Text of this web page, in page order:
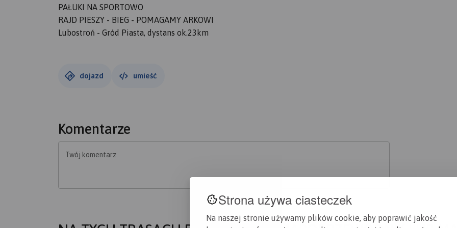
Strona używa ciasteczek
Na naszej stronie używamy plików cookie, aby poprawić jakość
PAŁUKI NA SPORTOWO
RAJD PIESZY - BIEG - POMAGAMY ARKOWI
Lubostroń - Gród Piasta, dystans ok.23km
dojazd umieść
Komentarze
Twój komentarz